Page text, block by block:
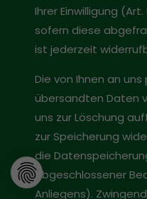
Ihrer Einwilligung (Art.
sofern diese
ist jederzeit
Die von Ihnen an
übersandten Daten
uns zur Löschung
zur Speicherung
die
abgeschlossener
Anliegens).